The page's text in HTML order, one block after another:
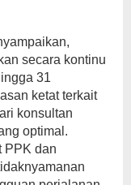
secara kontinu
31
ketat terkait
konsultan
optimal.
PPK dan